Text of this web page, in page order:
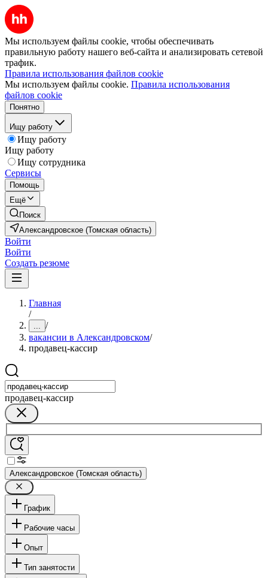
Мы используем файлы cookie, чтобы обеспечивать
правильную работу нашего веб-сайта и анализировать сетевой
трафик.
Правила использования файлов cookie
Мы используем файлы cookie. Правила использования
файлов cookie
Понятно
Ищу работу
Ищу работу
Ищу работу
Ищу сотрудника
Сервисы
Помощь
Ещё
Поиск
Александровское (Томская область)
Войти
Войти
Создать резюме
Главная
/
... /
вакансии в Александровском/
продавец-кассир
продавец-кассир
Александровское (Томская область)
График
Рабочие часы
Опыт
Тип занятости